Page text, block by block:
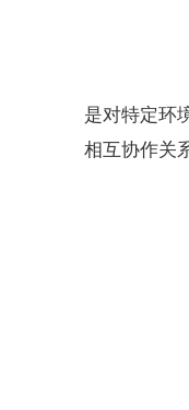
是对特定环
相互协作关